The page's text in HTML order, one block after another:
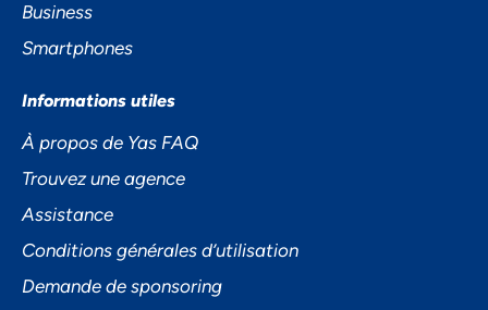
Business
Smartphones
Informations utiles
À propos de Yas FAQ
Trouvez une agence
Assistance
Conditions générales d’utilisation
Demande de sponsoring